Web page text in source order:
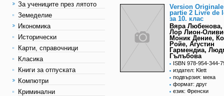
За учениците през лятото
Земеделие
Икономика
Исторически
Карти, справочници
Класика
Книги за отпуската
Компютри
Криминални
Version
partie 2 Livre de
за 10. клас
Вяра
Лор Лион-
Моник Дение,
Ройе, Агустин
Гармендиа,
Гълъбова
ISBN 978-954-344-
издател: Klett
подвързия: мека
формат: друг
език: Френски